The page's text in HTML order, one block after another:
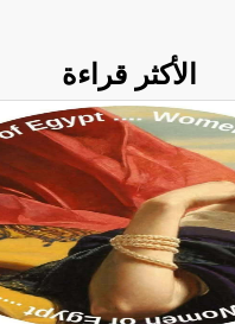
الأكثر قراءة